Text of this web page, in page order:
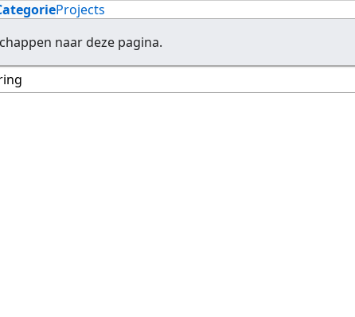
Projects
naar deze pagina.